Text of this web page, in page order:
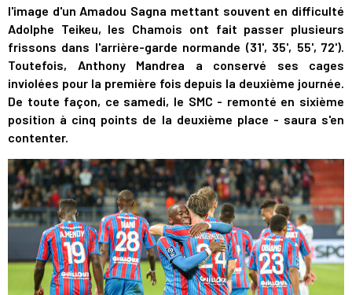
l'image d'un Amadou Sagna mettant souvent en difficulté
Adolphe Teikeu, les Chamois ont fait passer plusieurs
frissons dans l'arrière-garde normande (31', 35', 55', 72').
Toutefois, Anthony Mandrea a conservé ses cages
inviolées pour la première fois depuis la deuxième journée.
De toute façon, ce samedi, le SMC - remonté en sixième
position à cinq points de la deuxième place - saura s'en
contenter.